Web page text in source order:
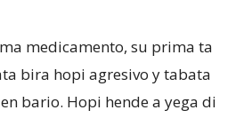
medicamento, su prima ta
bira hopi agresivo y tabata
bario. Hopi hende a yega di